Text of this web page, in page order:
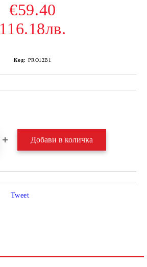
€59.40
116.18лв.
Код: PRO12B1
Tweet